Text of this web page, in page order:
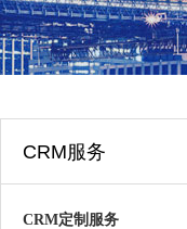
CRM服务
CRM定制服务